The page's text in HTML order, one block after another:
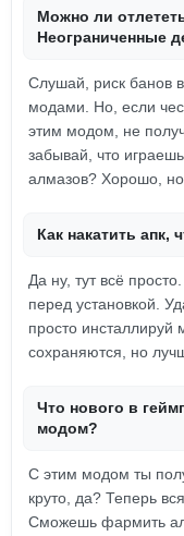
Можно ли
Неограниченные
Слушай, риск банов
модами. Но, если
этим модом, не
забывай, что
алмазов? Хорошо, но
Как накатить апк,
Да ну, тут всё
перед установкой.
просто инсталлируй
сохраняются, но
Что нового в
модом?
С этим модом ты
круто, да? Теперь
Сможешь фармить